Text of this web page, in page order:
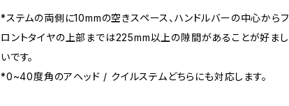
*ステムの両側に10mmの空きスペース、ハンドルバーの中心からフ
ロントタイヤの上部までは225mm以上の隙間があることが好まし
いです。
*0~40度角のアヘッド / クイルステムどちらにも対応します。